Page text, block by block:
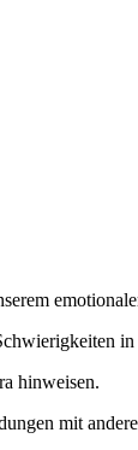
hinweisen.
mit